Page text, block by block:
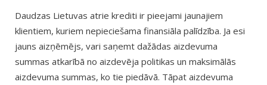
Daudzas Lietuvas atrie krediti ir pieejami jaunajiem
klientiem, kuriem nepieciešama finansiāla palīdzība. Ja esi
jauns aizņēmējs, vari saņemt dažādas aizdevuma
summas atkarībā no aizdevēja politikas un maksimālās
aizdevuma summas, ko tie piedāvā. Tāpat aizdevuma